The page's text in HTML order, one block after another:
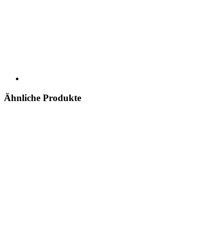
Ähnliche Produkte